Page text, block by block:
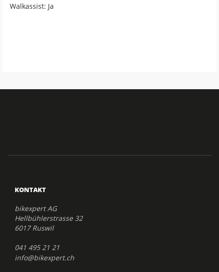
Walkassist: Ja
KONTAKT
bikexpert AG
Hellbühlerstrasse 32
6017 Ruswil
041 495 21 21
info@bikexpert.ch